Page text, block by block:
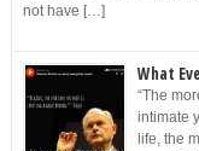
not have […]
What
“The
intimate
life, the